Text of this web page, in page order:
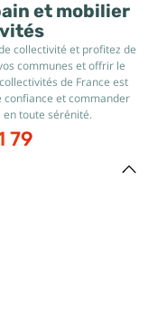
et mobilier
collectivité et profitez de
communes et offrir le
de France est
confiance et commander
toute sérénité.
79